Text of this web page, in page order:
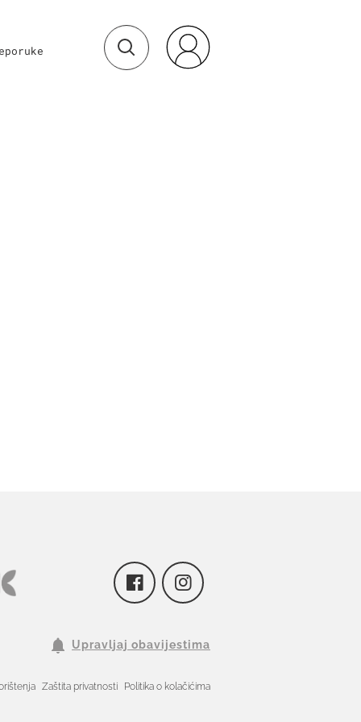
Upravljaj obavijestima
Zaštita privatnosti Politika o kolačićima